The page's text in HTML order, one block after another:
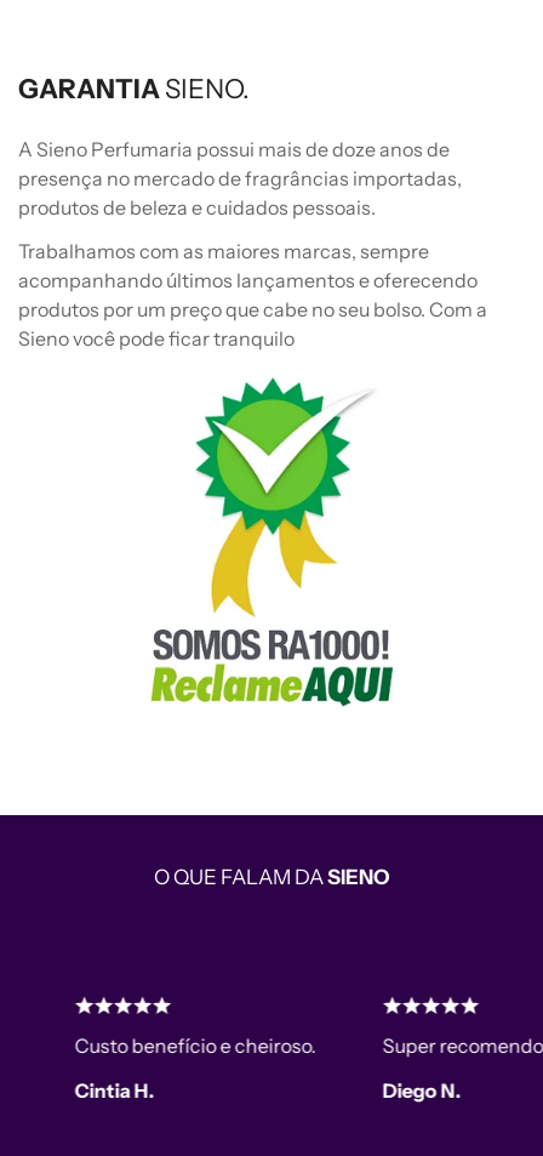
GARANTIASIENO.
A Sieno Perfumaria possui mais de doze anos de
presença no mercado de fragrâncias importadas,
produtos de beleza e cuidados pessoais.
Trabalhamos com as maiores marcas, sempre
acompanhando últimos lançamentos e oferecendo
produtos por um preço que cabe no seu bolso. Com a
Sieno você pode ficar tranquilo
O QUE FALAM DASIENO
Custo benefício e cheiroso.
Cintia H.
Super recomendo!!.
Diego N.